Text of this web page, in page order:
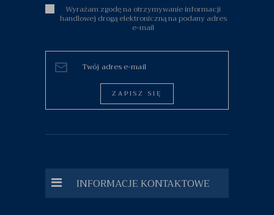
Wyrażam zgodę na otrzymywanie informacji
handlowej drogą elektroniczną na podany adres
e-mail
ZAPISZ SIĘ
INFORMACJE KONTAKTOWE